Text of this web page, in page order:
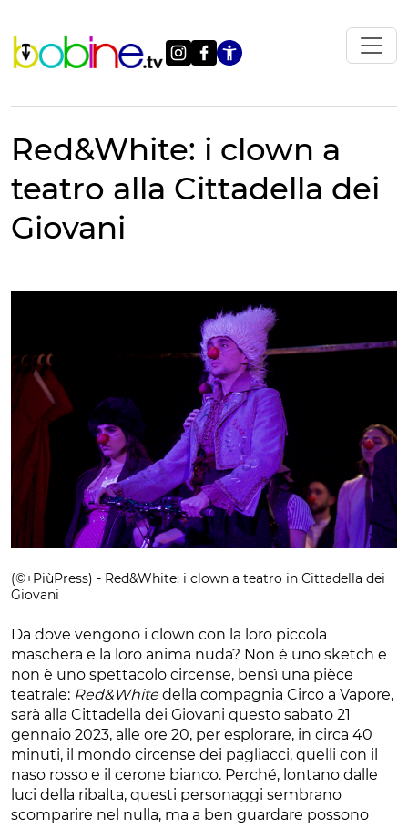
contenuto
Apri le
Red&White: i clown a
teatro alla Cittadella dei
Giovani
(©+PiùPress) - Red&White: i clown a teatro in Cittadella dei
Giovani
Da dove vengono i clown con la loro piccola
maschera e la loro anima nuda? Non è uno sketch e
non è uno spettacolo circense, bensì una pièce
teatrale: Red&Whitedella compagnia Circo a Vapore,
sarà alla Cittadella dei Giovani questo sabato 21
gennaio 2023, alle ore 20, per esplorare, in circa 40
minuti, il mondo circense dei pagliacci, quelli con il
naso rosso e il cerone bianco. Perché, lontano dalle
luci della ribalta, questi personaggi sembrano
scomparire nel nulla, ma a ben guardare possono